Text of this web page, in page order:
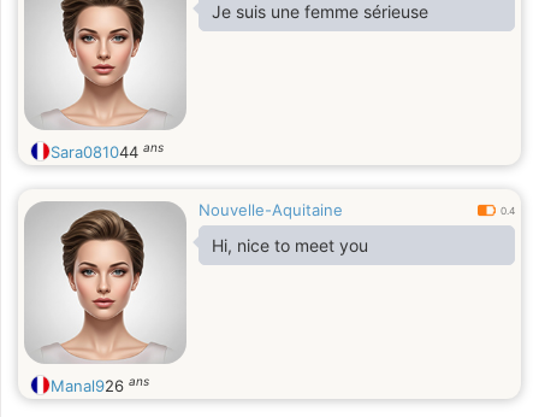
Je suis une femme sérieuse
Sara081044 ans
Nouvelle-Aquitaine 0.4
Hi, nice to meet you
Manal926 ans